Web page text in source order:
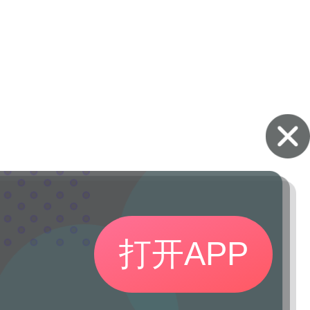
打开APP